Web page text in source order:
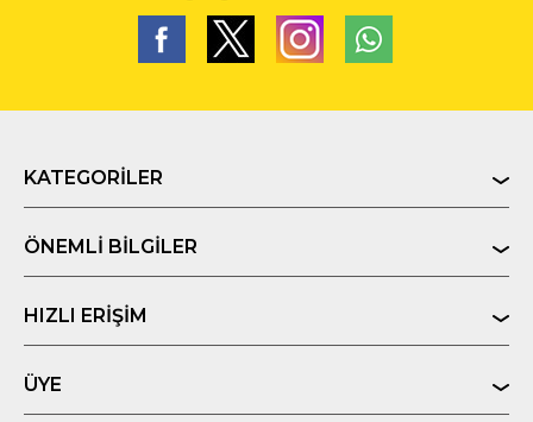
KATEGORILER
ÖNEMLI BILGILER
HIZLI ERIŞIM
ÜYE